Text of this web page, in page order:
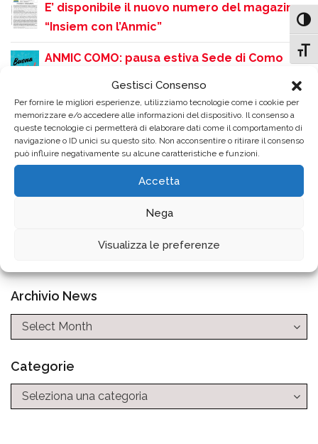
Gestisci Consenso
Per fornire le migliori esperienze, utilizziamo tecnologie come i cookie per
memorizzare e/o accedere alle informazioni del dispositivo. Il consenso a
queste tecnologie ci permetterà di elaborare dati come il comportamento di
navigazione o ID unici su questo sito. Non acconsentire o ritirare il consenso
può influire negativamente su alcune caratteristiche e funzioni.
Accetta
Nega
Visualizza le preferenze
E’ disponibile il nuovo numero del magazine
“Insiem con l’Anmic”
ANMIC COMO: pausa estiva Sede di Como
domicilio per anziani e disabili. Novità anche
per la zona turistica
Como si accende sulle note dei Queen:
grande successo per la serata QueenMania
causa ondata di calore
Archivio News
Categorie
Categorie